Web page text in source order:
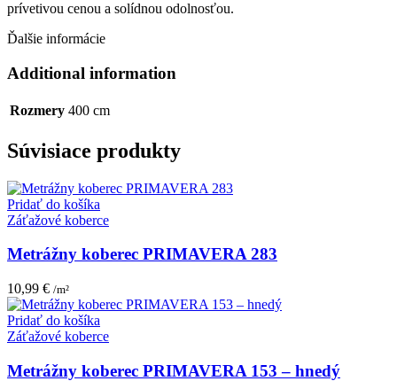
prívetivou cenou a solídnou odolnosťou.
Ďalšie informácie
Additional information
Rozmery 400 cm
Súvisiace produkty
Pridať do košíka
Záťažové koberce
Metrážny koberec PRIMAVERA 283
10,99 € /m²
Pridať do košíka
Záťažové koberce
Metrážny koberec PRIMAVERA 153 – hnedý